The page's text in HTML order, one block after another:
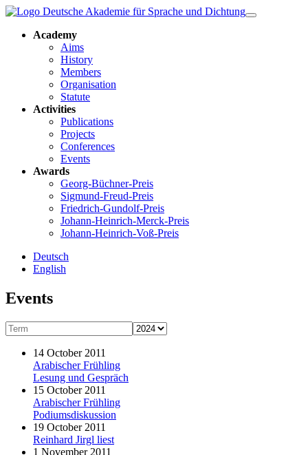
Academy
Aims
History
Members
Organisation
Statute
Activities
Publications
Projects
Conferences
Events
Awards
Georg-Büchner-Preis
Sigmund-Freud-Preis
Friedrich-Gundolf-Preis
Johann-Heinrich-Merck-Preis
Johann-Heinrich-Voß-Preis
Deutsch
English
Events
14 October 2011
Arabischer Frühling
Lesung und Gespräch
15 October 2011
Arabischer Frühling
Podiumsdiskussion
19 October 2011
Reinhard Jirgl liest
1 November 2011